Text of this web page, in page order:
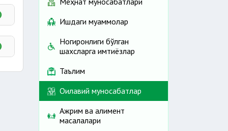
Ишдаги муаммолар
Ногиронлиги бўлган
шахсларга имтиёзлар
Таълим
Оилавий муносабатлар
Ажрим ва алимент
масалалари